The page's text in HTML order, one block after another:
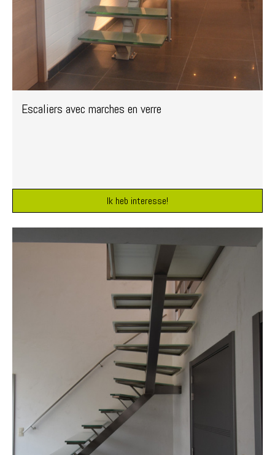
Escaliers avec marches en verre
Ik heb interesse!